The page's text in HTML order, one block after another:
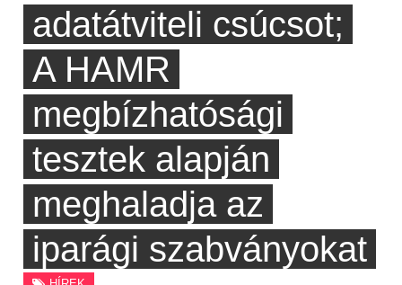
adatátviteli csúcsot;
A HAMR
megbízhatósági
tesztek alapján
meghaladja az
iparági szabványokat